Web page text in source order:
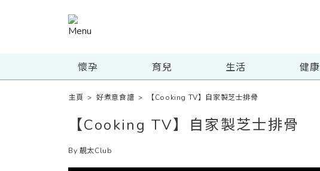
懷孕 育兒 生活 健康
主頁 >好煮意食譜 > 【Cooking TV】自家製芝士排骨
【Cooking TV】自家製芝士排骨
By 靚太Club